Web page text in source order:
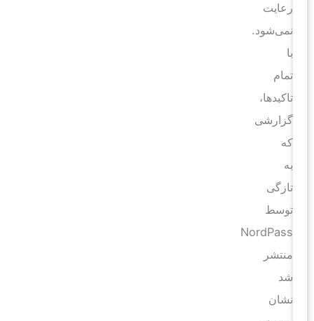
رعایت
نمی‌شود.
تمام
تاکیدها،
گزارشی
تازگی
توسط
NordPass
منتشر
نشان